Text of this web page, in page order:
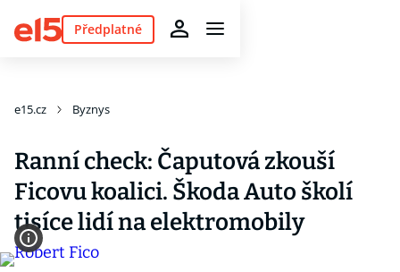
Předplatné
e15.cz Byznys
Ranní check: Čaputová zkouší
Ficovu koalici. Škoda Auto školí
tisíce lidí na elektromobily